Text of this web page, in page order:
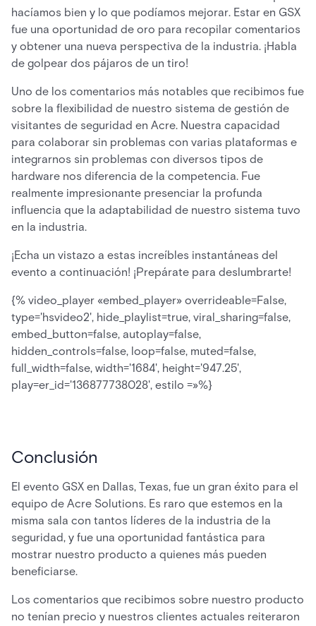
hacíamos bien y lo que podíamos mejorar. Estar en GSX
fue una oportunidad de oro para recopilar comentarios
y obtener una nueva perspectiva de la industria. ¡Habla
de golpear dos pájaros de un tiro!
Uno de los comentarios más notables que recibimos fue
sobre la flexibilidad de nuestro sistema de gestión de
visitantes de seguridad en Acre. Nuestra capacidad
para colaborar sin problemas con varias plataformas e
integrarnos sin problemas con diversos tipos de
hardware nos diferencia de la competencia. Fue
realmente impresionante presenciar la profunda
influencia que la adaptabilidad de nuestro sistema tuvo
en la industria.
¡Echa un vistazo a estas increíbles instantáneas del
evento a continuación! ¡Prepárate para deslumbrarte!
{% video_player «embed_player» overrideable=False,
type='hsvideo2', hide_playlist=true, viral_sharing=false,
embed_button=false, autoplay=false,
hidden_controls=false, loop=false, muted=false,
full_width=false, width='1684', height='947.25',
play=er_id='136877738028', estilo =»%}
Conclusión
El evento GSX en Dallas, Texas, fue un gran éxito para el
equipo de Acre Solutions. Es raro que estemos en la
misma sala con tantos líderes de la industria de la
seguridad, y fue una oportunidad fantástica para
mostrar nuestro producto a quienes más pueden
beneficiarse.
Los comentarios que recibimos sobre nuestro producto
no tenían precio y nuestros clientes actuales reiteraron